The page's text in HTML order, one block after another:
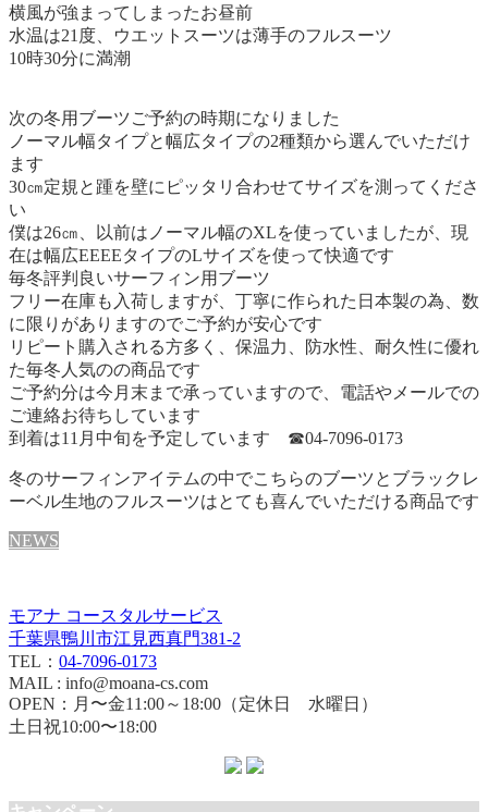
横風が強まってしまったお昼前
水温は21度、ウエットスーツは薄手のフルスーツ
10時30分に満潮
次の冬用ブーツご予約の時期になりました
ノーマル幅タイプと幅広タイプの2種類から選んでいただけ
ます
30㎝定規と踵を壁にピッタリ合わせてサイズを測ってくださ
い
僕は26㎝、以前はノーマル幅のXLを使っていましたが、現
在は幅広EEEEタイプのLサイズを使って快適です
毎冬評判良いサーフィン用ブーツ
フリー在庫も入荷しますが、丁寧に作られた日本製の為、数
に限りがありますのでご予約が安心です
リピート購入される方多く、保温力、防水性、耐久性に優れ
た毎冬人気のの商品です
ご予約分は今月末まで承っていますので、電話やメールでの
ご連絡お待ちしています
到着は11月中旬を予定しています ☎04-7096-0173
冬のサーフィンアイテムの中でこちらのブーツとブラックレ
ーベル生地のフルスーツはとても喜んでいただける商品です
NEWS
モアナ コースタルサービス
千葉県鴨川市江見西真門381-2
TEL： 04-7096-0173
MAIL : info@moana-cs.com
OPEN：月〜金11:00～18:00（定休日 水曜日）
土日祝10:00〜18:00